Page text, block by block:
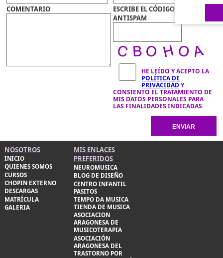
COMENTARIO
ESCRIBE EL CÓDIGO
ANTISPAM
HE LEÍDO Y ACEPTO LA
POLÍTICA DE
PRIVACIDADY
CONSIENTO EL TRATAMIENTO DE
MIS DATOS PERSONALES PARA
LAS FINALIDADES INDICADAS.
NOSOTROS
INICIO
QUIENES SOMOS
CURSOS
CHOPIN EXTERNO
DESCARGAS
MATRÍCULA
GALERIA
MIS ENLACES
PREFERIDOS
NEUROMUSICA
BLOG DE DISEÑO
CENTRO INFANTIL
PASITOS
TEMPO DA MUSICA
TIENDA DE MUSICA
ASOCIACION
ARAGONESA DE
MUSICOTERAPIA
ASOCIACIÓN
ARAGONESA DEL
TRASTORNO POR